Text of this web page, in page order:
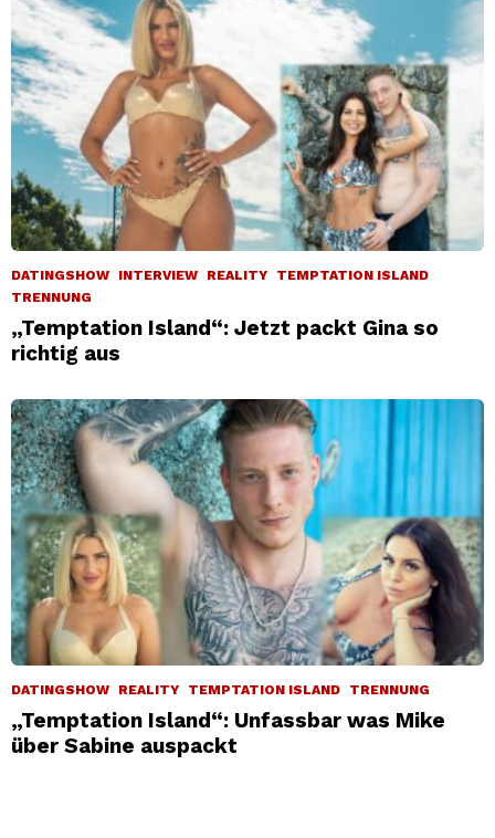
DATINGSHOW INTERVIEW REALITY
TEMPTATION ISLAND
TRENNUNG
„Temptation Island“: Jetzt packt Gina so
richtig aus
DATINGSHOW REALITY TEMPTATION ISLAND TRENNUNG
„Temptation Island“: Unfassbar was Mike
über Sabine auspackt